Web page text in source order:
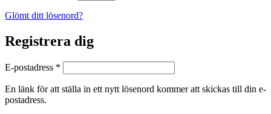
Glömt ditt lösenord?
Registrera dig
E-postadress *
En länk för att ställa in ett nytt lösenord kommer att skickas till din e-
postadress.